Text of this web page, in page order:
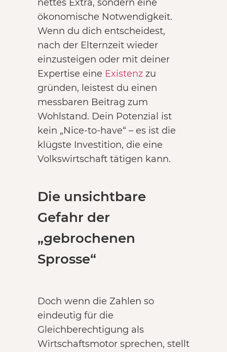
nettes Extra, sondern eine
ökonomische Notwendigkeit.
Wenn du dich entscheidest,
nach der Elternzeit wieder
einzusteigen oder mit deiner
Expertise eine Existenz zu
gründen, leistest du einen
messbaren Beitrag zum
Wohlstand. Dein Potenzial ist
kein „Nice-to-have“ – es ist die
klügste Investition, die eine
Volkswirtschaft tätigen kann.
Die unsichtbare
Gefahr der
„gebrochenen
Sprosse“
Doch wenn die Zahlen so
eindeutig für die
Gleichberechtigung als
Wirtschaftsmotor sprechen, stellt